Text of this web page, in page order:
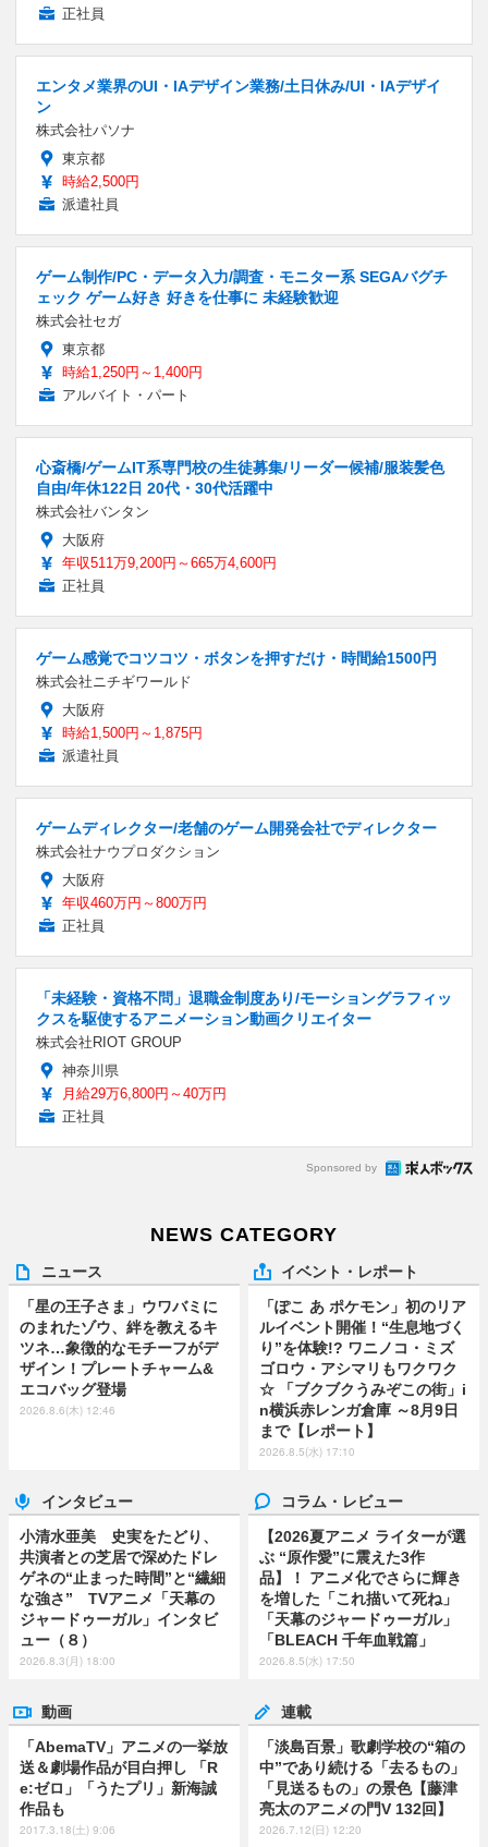
正社員
エンタメ業界のUI・IAデザイン業務/土日休み/UI・IAデザイ
ン
株式会社パソナ
東京都
時給2,500円
派遣社員
ゲーム制作/PC・データ入力/調査・モニター系 SEGAバグチ
ェック ゲーム好き 好きを仕事に 未経験歓迎
株式会社セガ
東京都
時給1,250円～1,400円
アルバイト・パート
心斎橋/ゲームIT系専門校の生徒募集/リーダー候補/服装髪色
自由/年休122日 20代・30代活躍中
株式会社バンタン
大阪府
年収511万9,200円～665万4,600円
正社員
ゲーム感覚でコツコツ・ボタンを押すだけ・時間給1500円
株式会社ニチギワールド
大阪府
時給1,500円～1,875円
派遣社員
ゲームディレクター/老舗のゲーム開発会社でディレクター
株式会社ナウプロダクション
大阪府
年収460万円～800万円
正社員
「未経験・資格不問」退職金制度あり/モーショングラフィッ
クスを駆使するアニメーション動画クリエイター
株式会社RIOT GROUP
神奈川県
月給29万6,800円～40万円
正社員
Sponsored by
NEWS CATEGORY
ニュース
「星の王子さま」ウワバミに
のまれたゾウ、絆を教えるキ
ツネ…象徴的なモチーフがデ
ザイン！プレートチャーム&
エコバッグ登場
2026.8.6(木) 12:46
イベント・レポート
「ぽこ あ ポケモン」初のリア
ルイベント開催！“生息地づく
り”を体験!? ワニノコ・ミズ
ゴロウ・アシマリもワクワク
☆ 「ブクブクうみぞこの街」i
n横浜赤レンガ倉庫 ～8月9日
まで【レポート】
2026.8.5(水) 17:10
インタビュー
小清水亜美 史実をたどり、
共演者との芝居で深めたドレ
ゲネの“止まった時間”と“繊細
な強さ” TVアニメ「天幕の
ジャードゥーガル」インタビ
ュー（８）
2026.8.3(月) 18:00
コラム・レビュー
【2026夏アニメ ライターが選
ぶ “原作愛”に震えた3作
品】！ アニメ化でさらに輝き
を増した「これ描いて死ね」
「天幕のジャードゥーガル」
「BLEACH 千年血戦篇」
2026.8.5(水) 17:50
動画
「AbemaTV」アニメの一挙放
送＆劇場作品が目白押し 「R
e:ゼロ」「うたプリ」新海誠
作品も
2017.3.18(土) 9:06
連載
「淡島百景」歌劇学校の“箱の
中”であり続ける「去るもの」
「見送るもの」の景色【藤津
亮太のアニメの門V 132回】
2026.7.12(日) 12:20